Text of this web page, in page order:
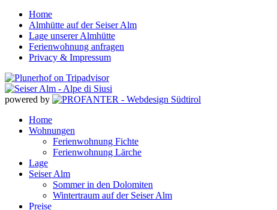
Home
Almhütte auf der Seiser Alm
Lage unserer Almhütte
Ferienwohnung anfragen
Privacy & Impressum
powered by
Home
Wohnungen
Ferienwohnung Fichte
Ferienwohnung Lärche
Lage
Seiser Alm
Sommer in den Dolomiten
Wintertraum auf der Seiser Alm
Preise